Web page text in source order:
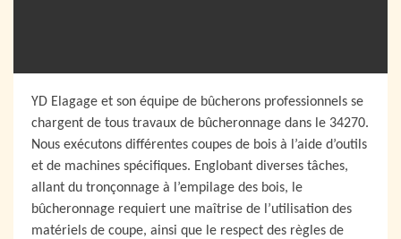
YD Elagage et son équipe de bûcherons professionnels se
chargent de tous travaux de bûcheronnage dans le 34270.
Nous exécutons différentes coupes de bois à l’aide d’outils
et de machines spécifiques. Englobant diverses tâches,
allant du tronçonnage à l’empilage des bois, le
bûcheronnage requiert une maîtrise de l’utilisation des
matériels de coupe, ainsi que le respect des règles de